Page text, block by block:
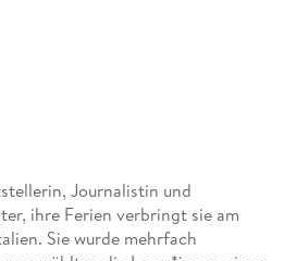
Journalistin und
ihre Ferien verbringt sie am
Sie wurde mehrfach